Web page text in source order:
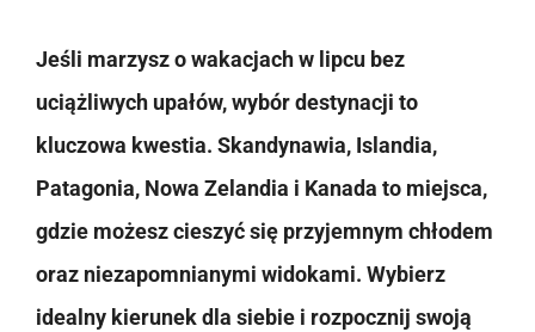
Jeśli marzysz o wakacjach w lipcu bez
uciążliwych upałów, wybór destynacji to
kluczowa kwestia. Skandynawia, Islandia,
Patagonia, Nowa Zelandia i Kanada to miejsca,
gdzie możesz cieszyć się przyjemnym chłodem
oraz niezapomnianymi widokami. Wybierz
idealny kierunek dla siebie i rozpocznij swoją